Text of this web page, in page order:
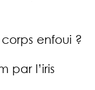
enfoui ?
par l’iris